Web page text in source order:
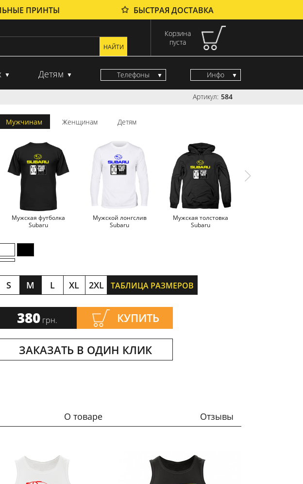
ПРИНТЫ БЫСТРАЯ ДОСТАВКА
Корзина
пуста
Детям Телефоны Инфо
Артикул: 584
Мужчинам Женщинам Детям
Мужская футболка
Subaru
Мужской лонгслив
Subaru
Мужская толстовка
Subaru
S M L XL 2XL ТАБЛИЦА РАЗМЕРОВ
380 грн. КУПИТЬ
ЗАКАЗАТЬ В ОДИН КЛИК
О товаре Отзывы